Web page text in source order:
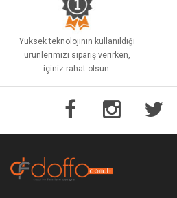
Yüksek teknolojinin kullanıldığı
ürünlerimizi sipariş verirken,
içiniz rahat olsun.